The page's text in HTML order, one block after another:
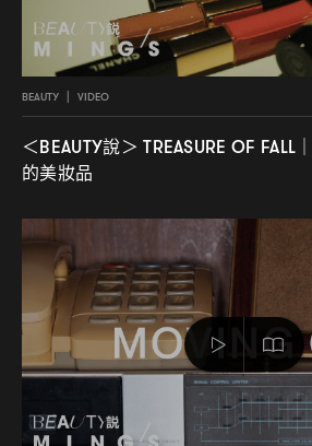
BEAUTY VIDEO
＜BEAUTY說＞ TREASURE OF FALL｜
的美妝品